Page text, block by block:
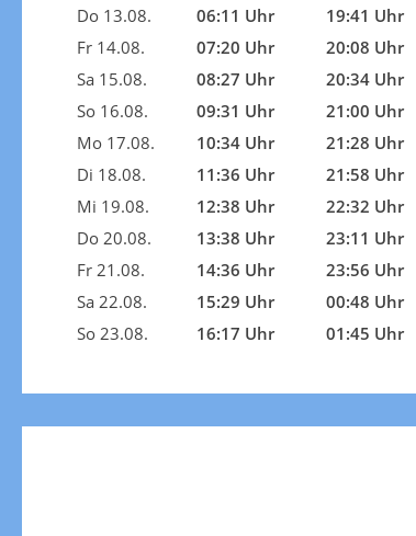
Do 13.08.
06:11 Uhr
19:41 Uhr
Fr 14.08.
07:20 Uhr
20:08 Uhr
Sa 15.08.
08:27 Uhr
20:34 Uhr
So 16.08.
09:31 Uhr
21:00 Uhr
Mo 17.08.
10:34 Uhr
21:28 Uhr
Di 18.08.
11:36 Uhr
21:58 Uhr
Mi 19.08.
12:38 Uhr
22:32 Uhr
Do 20.08.
13:38 Uhr
23:11 Uhr
Fr 21.08.
14:36 Uhr
23:56 Uhr
Sa 22.08.
15:29 Uhr
00:48 Uhr
So 23.08.
16:17 Uhr 01:45 Uhr